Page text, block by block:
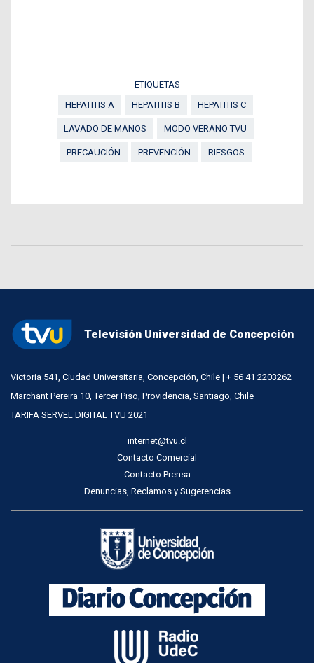
ETIQUETAS
HEPATITIS A
HEPATITIS B HEPATITIS C
LAVADO DE MANOS MODO VERANO TVU
PRECAUCIÓN PREVENCIÓN RIESGOS
Televisión Universidad de Concepción
Victoria 541, Ciudad Universitaria, Concepción, Chile | + 56 41 2203262
Marchant Pereira 10, Tercer Piso, Providencia, Santiago, Chile
TARIFA SERVEL DIGITAL TVU 2021
internet@tvu.cl
Contacto Comercial
Contacto Prensa
Denuncias, Reclamos y Sugerencias